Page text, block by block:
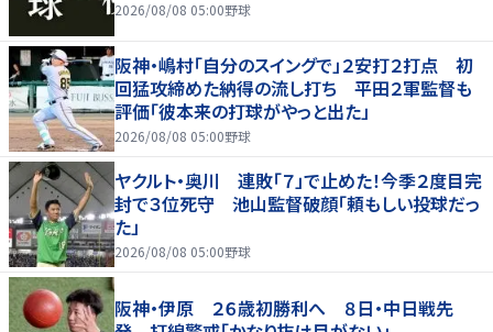
2026/08/08 05:00野球
阪神・嶋村「自分のスイングで」２安打２打点 初
回猛攻締めた納得の流し打ち 平田２軍監督も
評価「彼本来の打球がやっと出た」
2026/08/08 05:00野球
ヤクルト・奥川 連敗「７」で止めた！今季２度目完
封で３位死守 池山監督破顔「頼もしい投球だっ
た」
2026/08/08 05:00野球
阪神・伊原 ２６歳初勝利へ ８日・中日戦先